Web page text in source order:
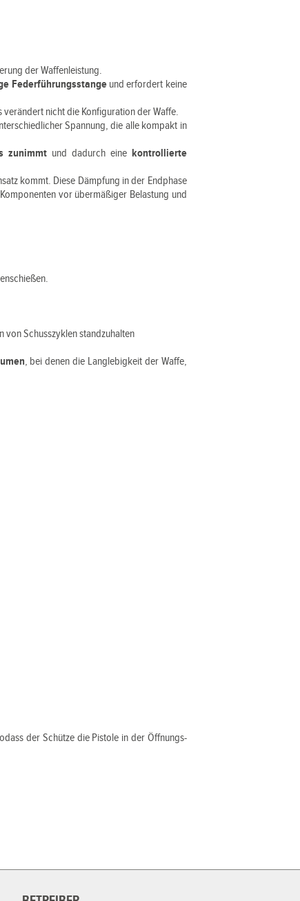
der Waffenleistung.
Federführungsstangeund erfordert keine
verändert nicht die Konfiguration der Waffe.
Spannung, die alle kompakt in
zunimmtund dadurch eine kontrollierte
kommt. Diese Dämpfung in der Endphase
vor übermäßiger Belastung und
von Schusszyklen standzuhalten
, bei denen die Langlebigkeit der Waffe,
der Schütze die Pistole in der Öffnungs-